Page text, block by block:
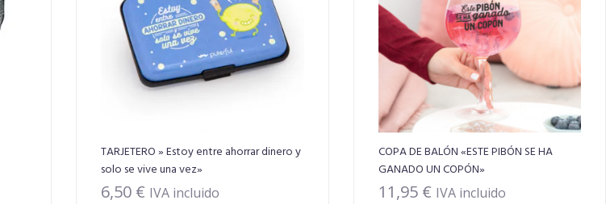
TARJETERO » Estoy entre ahorrar dinero y
solo se vive una vez»
6,50 € IVA incluido
COPA DE BALÓN «ESTE PIBÓN SE HA
GANADO UN COPÓN»
11,95 € IVA incluido